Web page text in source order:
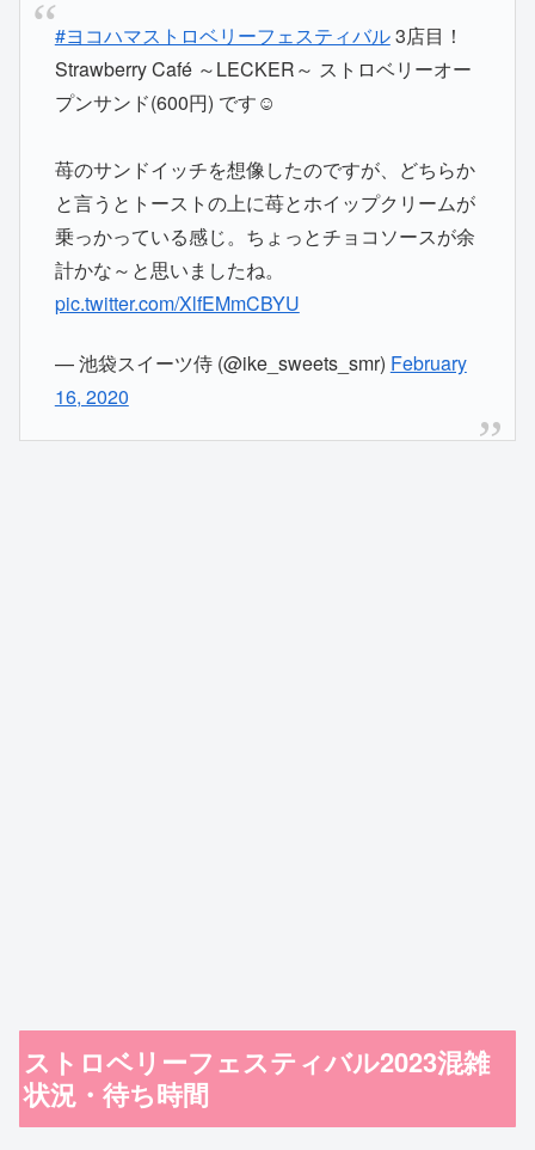
#ヨコハマストロベリーフェスティバル3店目！
Strawberry Café ～LECKER～ ストロベリーオー
プンサンド(600円) です☺️
苺のサンドイッチを想像したのですが、どちらか
と言うとトーストの上に苺とホイップクリームが
乗っかっている感じ。ちょっとチョコソースが余
計かな～と思いましたね。
pic.twitter.com/XlfEMmCBYU
— 池袋スイーツ侍 (@ike_sweets_smr) February
16, 2020
ストロベリーフェスティバル2023混雑
状況・待ち時間